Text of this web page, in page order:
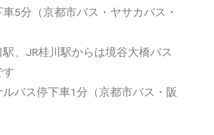
5分（京都市バス・ヤサカバス・
、JR桂川駅からは境谷大橋バス
す
バス停下車1分（京都市バス・阪